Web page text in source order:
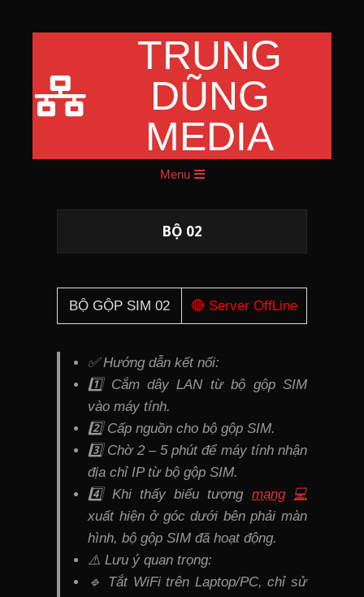
Skip
to
content
TRUNG
DŨNG
MEDIA
Menu
Menu
BỘ 02
BỘ GỘP SIM 02 🔴 Server OffLine
✅ Hướng dẫn kết nối:
1️⃣ Cắm dây LAN từ bộ gộp SIM
vào máy tính.
2️⃣ Cấp nguồn cho bộ gộp SIM.
3️⃣ Chờ 2 – 5 phút để máy tính nhận
địa chỉ IP từ bộ gộp SIM.
4️⃣ Khi thấy biểu tượng mạng
💻
xuất hiện ở góc dưới bên phải màn
hình, bộ gộp SIM đã hoạt động.
⚠️ Lưu ý quan trọng:
🔹 Tắt WiFi trên Laptop/PC, chỉ sử